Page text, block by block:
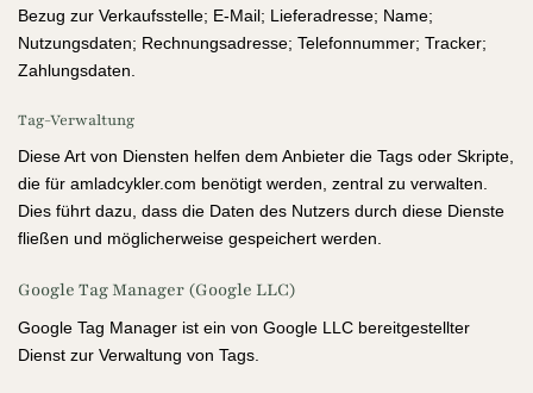
Bezug zur Verkaufsstelle; E-Mail; Lieferadresse; Name;
Nutzungsdaten; Rechnungsadresse; Telefonnummer; Tracker;
Zahlungsdaten.
Tag-Verwaltung
Diese Art von Diensten helfen dem Anbieter die Tags oder Skripte,
die für amladcykler.com benötigt werden, zentral zu verwalten.
Dies führt dazu, dass die Daten des Nutzers durch diese Dienste
fließen und möglicherweise gespeichert werden.
Google Tag Manager (Google LLC)
Google Tag Manager ist ein von Google LLC bereitgestellter
Dienst zur Verwaltung von Tags.